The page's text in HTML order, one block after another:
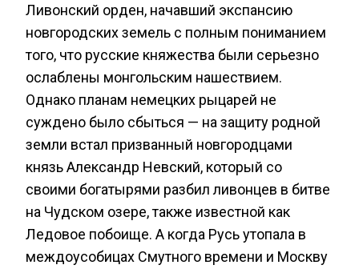
Ливонский орден, начавший экспансию
новгородских земель с полным пониманием
того, что русские княжества были серьезно
ослаблены монгольским нашествием.
Однако планам немецких рыцарей не
суждено было сбыться — на защиту родной
земли встал призванный новгородцами
князь Александр Невский, который со
своими богатырями разбил ливонцев в битве
на Чудском озере, также известной как
Ледовое побоище. А когда Русь утопала в
междоусобицах Смутного времени и Москву